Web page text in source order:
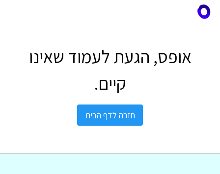
אופס, הגעת לעמוד שאינו
קיים.
חזרה לדף הבית